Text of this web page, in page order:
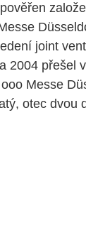
joint
2004 přešel
Messe
otec dvou